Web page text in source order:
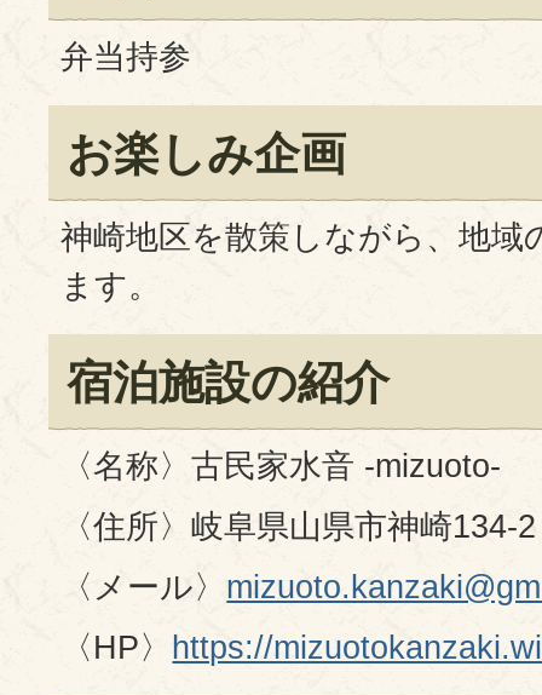
弁当持参
お楽しみ企画
神崎地区を散策しながら、地域
ます。
宿泊施設の紹介
〈名称〉古民家水音 -mizuoto-
〈住所〉岐阜県山県市神崎134-2
〈メール〉
〈HP〉 https://